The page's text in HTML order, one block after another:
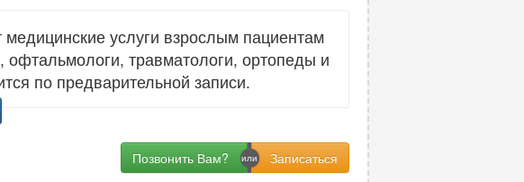
услуги взрослым пациентам
травматологи, ортопеды и
по предварительной записи.
Позвонить Вам?